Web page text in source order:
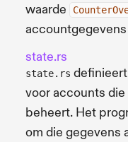
waarde
state.rs
state.rs
voor accounts
beheert. Het
om die gegevens